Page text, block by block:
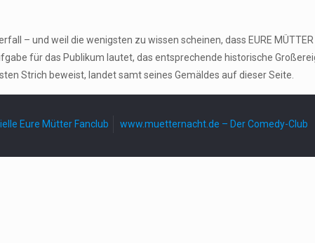
– und weil die wenigsten zu wissen scheinen, dass EURE
für das Publikum lautet, das entsprechende historische
Strich beweist, landet samt seines Gemäldes auf dieser Seite.
Eure Mütter Fanclub www.muetternacht.de – Der Comedy-Club